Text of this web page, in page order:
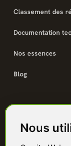
Nous
Classement des
Documentation
Nos essences
Blog
Terrasse bois